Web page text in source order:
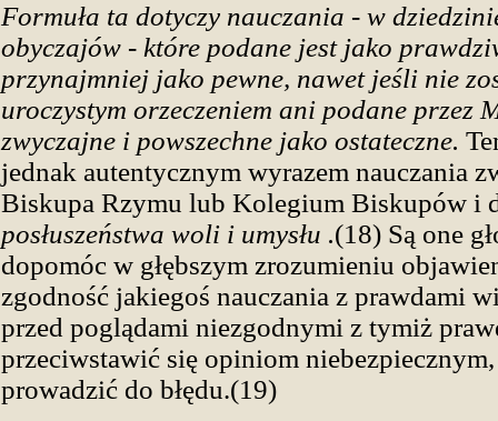
Formuła ta dotyczy nauczania - w
obyczajów - które podane jest jako
przynajmniej jako pewne, nawet jeśli nie
uroczystym orzeczeniem ani podane przez
zwyczajne i powszechne jako ostateczne.
jednak autentycznym wyrazem nauczania
Biskupa Rzymu lub Kolegium Biskupów i
posłuszeństwa woli i umysłu .(18) Są one
dopomóc w głębszym zrozumieniu
zgodność jakiegoś nauczania z prawdami
przed poglądami niezgodnymi z tymiż
przeciwstawić się opiniom
prowadzić do błędu.(19)